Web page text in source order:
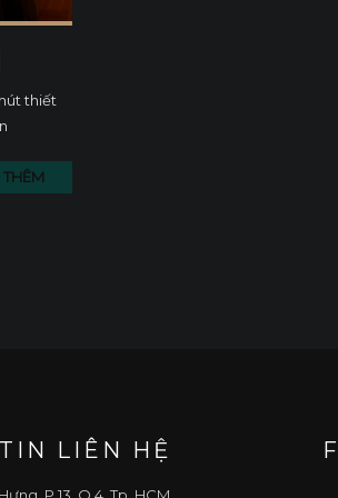
thiết
THÊM
LIÊN HỆ
P.13, Q.4, Tp. HCM